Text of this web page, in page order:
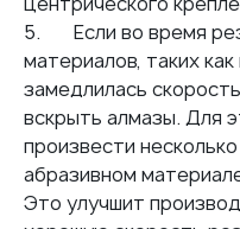
5. Если во время
материалов, таких
замедлилась
вскрыть алмазы. Для
произвести
абразивном
Это улучшит